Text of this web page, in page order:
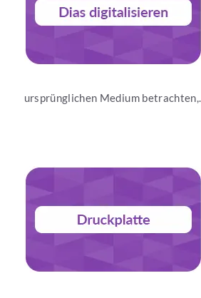
ursprünglichen Medium betrachten,...
Jetzt lesen